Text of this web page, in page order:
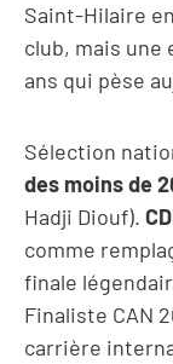
Saint-Hilaire
club, mais une
ans qui pèse
Sélection
des moins de
Hadji Diouf).
comme
finale
Finaliste CAN
carrière